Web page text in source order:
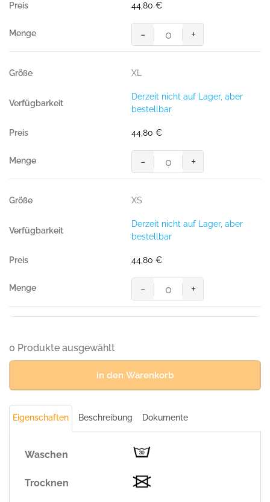
44,80 €
Regenjacke
CONNECTICUT,
%
Polyester,
- +
XL
Derzeit nicht auf Lager, aber
bestellbar
44,80 €
Regenjacke
CONNECTICUT,
%
Polyester,
- +
XS
Derzeit nicht auf Lager, aber
bestellbar
44,80 €
Regenjacke
CONNECTICUT,
100
Menge
- +
0 Produkte ausgewählt
in den Warenkorb
Eigenschaften Beschreibung Dokumente
Waschen
Trocknen